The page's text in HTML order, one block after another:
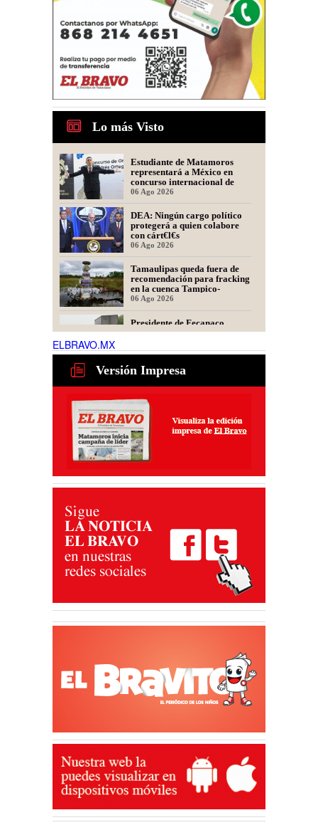
Lo más Visto
Estudiante de Matamoros
representará a México en
concurso internacional de
oratoria en Perú
06 Ago 2026
DEA: Ningún cargo político
protegerá a quien colabore
con cárt€l€s
06 Ago 2026
Tamaulipas queda fuera de
recomendación para fracking
en la cuenca Tampico-
Misantla, informa comité
científico
06 Ago 2026
Presidente de Fecanaco
cuestiona retenes en
afirma que generan molestias
06 Ago 2026
Habrá auge laboral para
operadores de maquinaria
03 Ago 2026
ELBRAVO.MX
Versión Impresa